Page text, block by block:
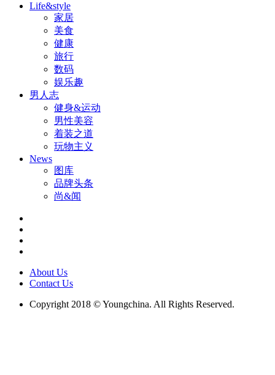
Life&style
家居
美食
健康
旅行
数码
娱乐趣
男人志
健身&运动
男性美容
着装之道
玩物主义
News
图库
品牌头条
尚&闻
About Us
Contact Us
Copyright 2018 © Youngchina. All Rights Reserved.